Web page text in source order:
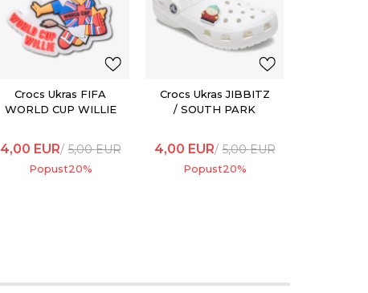
Crocs Ukras FIFA
WORLD CUP WILLIE
4,00 EUR 5,00EUR
Popust20%
Crocs Ukras JIBBITZ
/ SOUTH PARK
4,00 EUR 5,00EUR
Popust20%